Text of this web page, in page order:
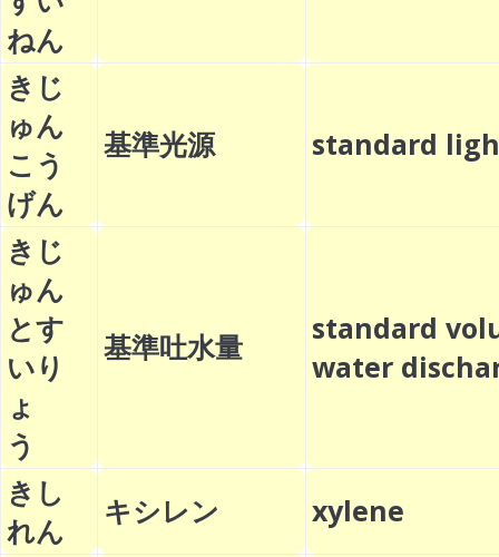
ねん
きじ
ゅん
こう
げん
基準光源 standard
きじ
ゅん
とす
いり
ょ
う
基準吐水量
standard
water
きし
れん
キシレン
xylene